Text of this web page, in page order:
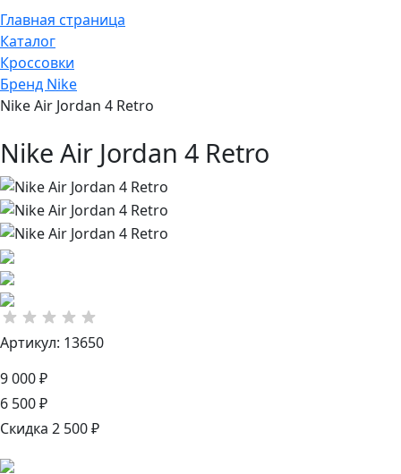
Главная страница
Каталог
Кроссовки
Бренд Nike
Nike Air Jordan 4 Retro
Nike Air Jordan 4 Retro
Артикул: 13650
9 000 ₽
6 500 ₽
Скидка 2 500 ₽